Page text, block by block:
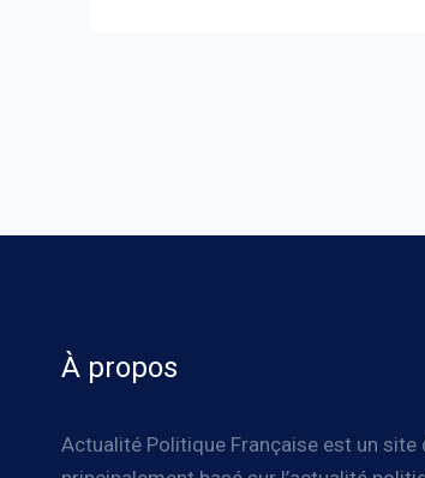
À propos
Actualité Politique Française est un site